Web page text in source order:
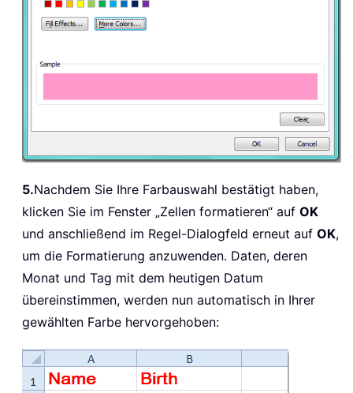
5.Nachdem Sie Ihre Farbauswahl bestätigt haben,
klicken Sie im Fenster „Zellen formatieren“ auf OK
und anschließend im Regel-Dialogfeld erneut auf OK,
um die Formatierung anzuwenden. Daten, deren
Monat und Tag mit dem heutigen Datum
übereinstimmen, werden nun automatisch in Ihrer
gewählten Farbe hervorgehoben: